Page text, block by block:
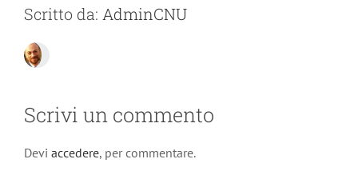
Scritto da: AdminCNU
Scrivi un commento
Devi accedere, per commentare.